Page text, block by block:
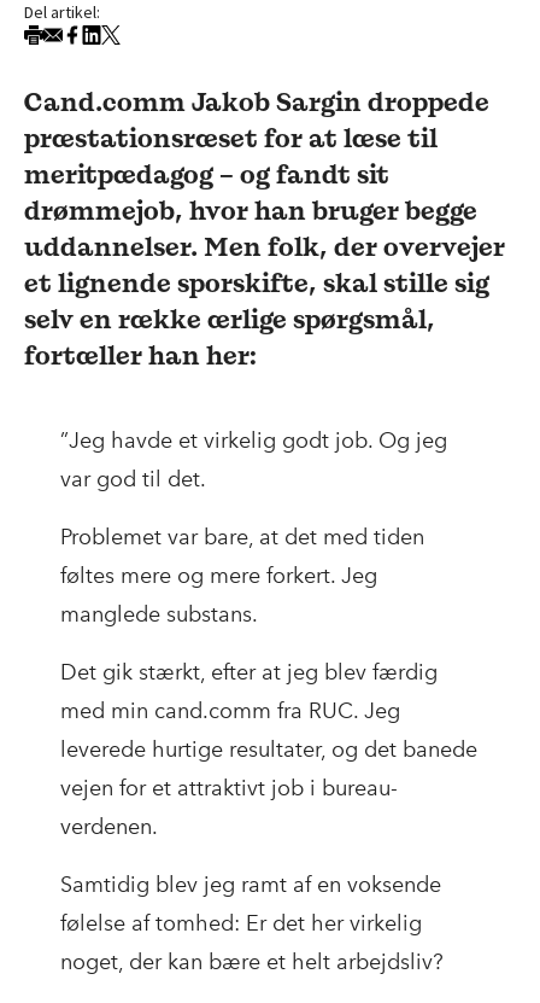
Del artikel:
Cand.comm Jakob Sargin droppede
præstationsræset for at læse til
meritpædagog – og fandt sit
drømmejob, hvor han bruger begge
uddannelser. Men folk, der overvejer
et lignende sporskifte, skal stille sig
selv en række ærlige spørgsmål,
fortæller han her:
”Jeg havde et virkelig godt job. Og jeg
var god til det.
Problemet var bare, at det med tiden
føltes mere og mere forkert. Jeg
manglede substans.
Det gik stærkt, efter at jeg blev færdig
med min cand.comm fra RUC. Jeg
leverede hurtige resultater, og det banede
vejen for et attraktivt job i bureau-
verdenen.
Samtidig blev jeg ramt af en voksende
følelse af tomhed: Er det her virkelig
noget, der kan bære et helt arbejdsliv?